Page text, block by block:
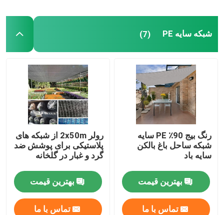
شبکه سایه PE (7)
رنگ بیج 90٪ PE سایه
شبکه ساحل باغ بالکن
سایه باد
بهترین قیمت
تماس با ما
رولر 2x50m از شبکه های
پلاستیکی برای پوشش ضد
گرد و غبار در گلخانه
بهترین قیمت
تماس با ما